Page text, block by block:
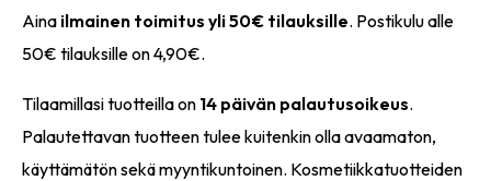
Aina ilmainen toimitus yli 50€ tilauksille. Postikulu alle
50€ tilauksille on 4,90€.
Tilaamillasi tuotteilla on 14 päivän palautusoikeus.
Palautettavan tuotteen tulee kuitenkin olla avaamaton,
käyttämätön sekä myyntikuntoinen. Kosmetiikkatuotteiden